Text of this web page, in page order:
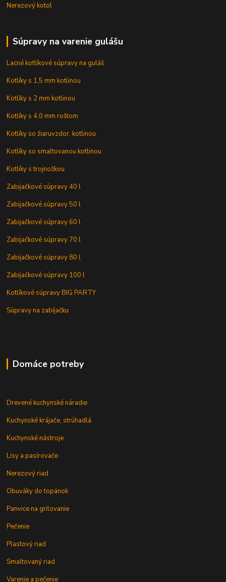
Nerezový kotol
Súpravy na varenie gulášu
Lacné kotlíkové súpravy na guláš
Kotlíky s 1,5 mm kotlinou
Kotlíky s 2 mm kotlinou
Kotlíky s 4,0 mm roštom
Kotlíky so žiaruvzdor. kotlinou
Kotlíky so smaltovanou kotlinou
Kotlíky s trojnožkou
Zabijačkové súpravy 40 l
Zabijačkové súpravy 50 l
Zabijačkové súpravy 60 l
Zabijačkové súpravy 70 l
Zabijačkové súpravy 80 l
Zabijačkové súpravy 100 l
Kotlíkové súpravy BIG PARTY
Súpravy na zabíjačku
Domáce potreby
Drevené kuchynské náradie
Kuchynské krájače, strúhadlá
Kuchynské nástroje
Lisy a pasírovače
Nerezový riad
Obuváky do topánok
Panvice na grilovanie
Pečenie
Plastový riad
Smaltovaný riad
Varenie a pečenie